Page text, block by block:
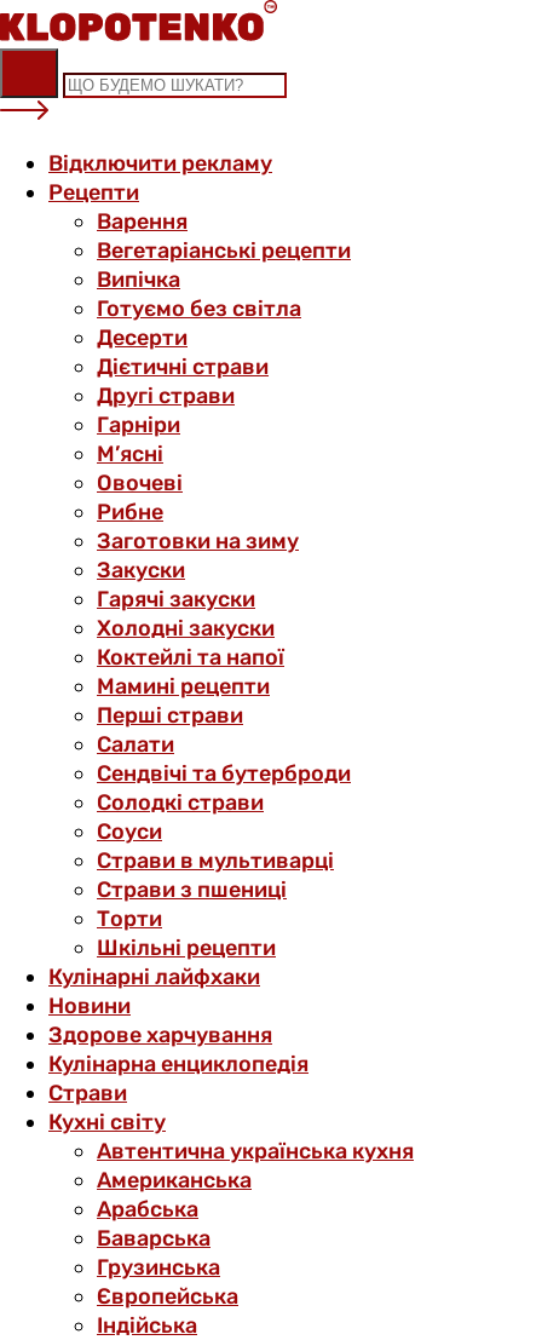
Skip
to
content
Відключити рекламу
Рецепти
Варення
Вегетаріанські рецепти
Випічка
Готуємо без світла
Десерти
Дієтичні страви
Другі страви
Гарніри
М’ясні
Овочеві
Рибне
Заготовки на зиму
Закуски
Гарячі закуски
Холодні закуски
Коктейлі та напої
Мамині рецепти
Перші страви
Салати
Сендвічі та бутерброди
Солодкі страви
Соуси
Страви в мультиварці
Страви з пшениці
Торти
Шкільні рецепти
Кулінарні лайфхаки
Новини
Здорове харчування
Кулінарна енциклопедія
Страви
Кухні світу
Автентична українська кухня
Американська
Арабська
Баварська
Грузинська
Європейська
Індійська